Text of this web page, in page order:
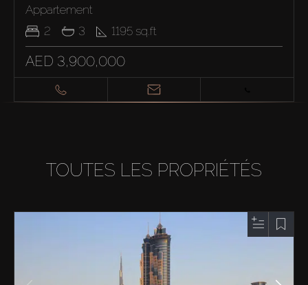
Appartement
2
3 1195 sq.ft
AED 3,900,000
TOUTES LES PROPRIÉTÉS